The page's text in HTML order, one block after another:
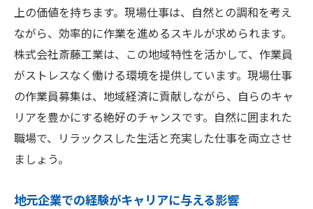
上の価値を持ちます。現場仕事は、自然との調和を考え
ながら、効率的に作業を進めるスキルが求められます。
株式会社斎藤工業は、この地域特性を活かして、作業員
がストレスなく働ける環境を提供しています。現場仕事
の作業員募集は、地域経済に貢献しながら、自らのキャ
リアを豊かにする絶好のチャンスです。自然に囲まれた
職場で、リラックスした生活と充実した仕事を両立させ
ましょう。
地元企業での経験がキャリアに与える影響